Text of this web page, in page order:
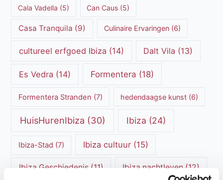
Cala Vadella (5) Can Caus (5)
Casa Tranquila (9) Culinaire Ervaringen(6)
cultureel erfgoed Ibiza (14) Dalt Vila (13)
Es Vedra (14) Formentera (18)
Formentera Stranden (7) hedendaagse kunst(6)
HuisHurenIbiza (30) Ibiza (24)
Ibiza-Stad (7) Ibiza cultuur(15)
Ibiza Geschiedenis(11) Ibiza nachtleven (12)